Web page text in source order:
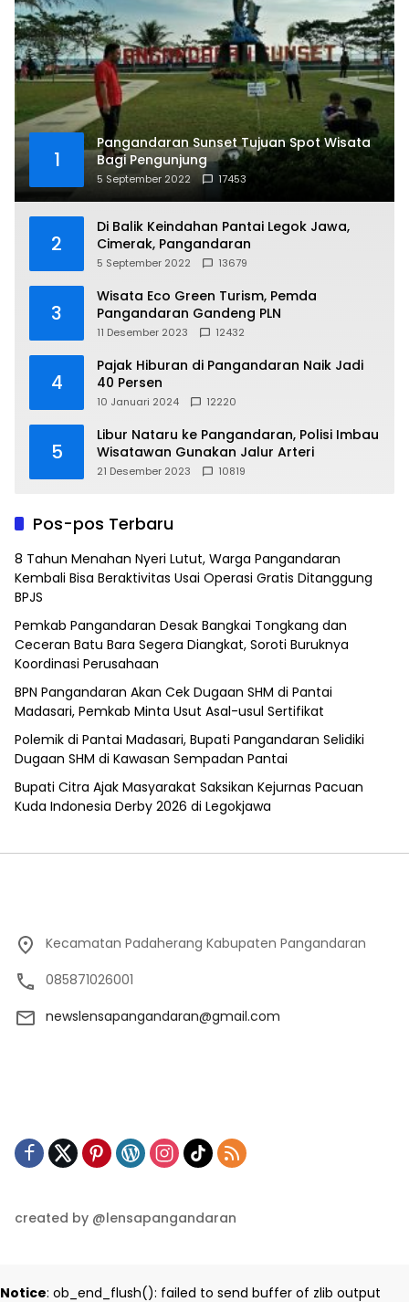
1
Pangandaran Sunset Tujuan Spot Wisata
Bagi Pengunjung
5 September 2022 17453
2
Di Balik Keindahan Pantai Legok Jawa,
Cimerak, Pangandaran
5 September 2022 13679
3
Wisata Eco Green Turism, Pemda
Pangandaran Gandeng PLN
11 Desember 2023 12432
4
Pajak Hiburan di Pangandaran Naik Jadi
40 Persen
10 Januari 2024 12220
5
Libur Nataru ke Pangandaran, Polisi Imbau
Wisatawan Gunakan Jalur Arteri
21 Desember 2023 10819
Pos-pos Terbaru
8 Tahun Menahan Nyeri Lutut, Warga Pangandaran
Kembali Bisa Beraktivitas Usai Operasi Gratis Ditanggung
BPJS
Pemkab Pangandaran Desak Bangkai Tongkang dan
Ceceran Batu Bara Segera Diangkat, Soroti Buruknya
Koordinasi Perusahaan
BPN Pangandaran Akan Cek Dugaan SHM di Pantai
Madasari, Pemkab Minta Usut Asal-usul Sertifikat
Polemik di Pantai Madasari, Bupati Pangandaran Selidiki
Dugaan SHM di Kawasan Sempadan Pantai
Bupati Citra Ajak Masyarakat Saksikan Kejurnas Pacuan
Kuda Indonesia Derby 2026 di Legokjawa
Kecamatan Padaherang Kabupaten Pangandaran
085871026001
newslensapangandaran@gmail.com
created by @lensapangandaran
Notice: ob_end_flush(): failed to send buffer of zlib output